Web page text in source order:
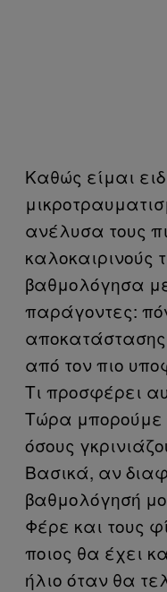
Καθώς είμαι
ανέλυσα τους
καλοκαιρινούς
βαθμολόγησα
παράγοντες:
από τον πιο
Τι προσφέρει
Τώρα μπορούμε
όσους
Βασικά, αν
βαθμολόγησή
Φέρε και τους
ποιος θα έχει
ήλιο όταν θα